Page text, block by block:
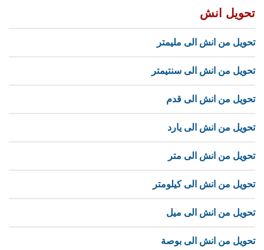
تحويل انش
تحويل من انش الى مليمتر
تحويل من انش الى سنتيمتر
تحويل من انش الى قدم
تحويل من انش الى يارد
تحويل من انش الى متر
تحويل من انش الى كيلومتر
تحويل من انش الى ميل
تحويل من انش الى بوصة